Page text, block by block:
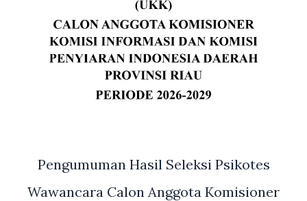
Pengumuman Hasil Seleksi Psikotes
Wawancara Calon Anggota Komisioner